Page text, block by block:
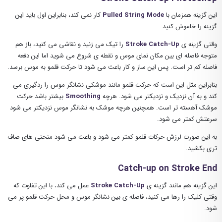
این گزینه همزمان باPulled String Mode کار نمی کند، بنابراین اول باید این
گزینه را خاموش کنید.
وقتی گزینه ی Stroke Catch-Up را تیک می زنید و نقاشی می کنید، باز هم
متوجه فاصله ای بین مکان نمای موس و نقطه ی شروع می شوید اما این دفعه
فاصله کم تر است. پس این ساز و کار باعث می شود تا حرکت قلمو به موس برسد.
بنابراین مثل این است که حرکت قلمو مانند موشکی نشانگر موس را ردگیری می
کند و به آن نزدیک و نزدیکتر می شود. هرچه Smoothing بیشتر باشد حرکت
موشک آهسته تر است. همچنین هرچه موشک به نشانگر موس نزدیکتر می شود
سرعتش کمتر می شود.
به این صورت لرزش حرکات قلمو کمتر می شود و باعث می شود منحنی های صاف
تری بکشید.
Catch-up on Stroke End
این گزینه هم مانند گزینه ی Stroke Catch-Up عمل می کند، با این تفاوت که
وقتی کلیک را رها می کنید، فاصله ی بین نشانگر موس و محل حرکت قلمو پر می
شود.